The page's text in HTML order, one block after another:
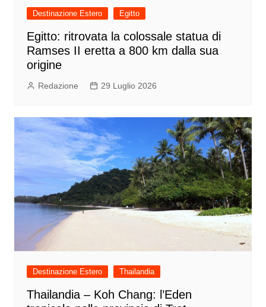
Destinazione Estero Egitto
Egitto: ritrovata la colossale statua di
Ramses II eretta a 800 km dalla sua
origine
Redazione 29 Luglio 2026
Destinazione Estero Thailandia
Thailandia – Koh Chang: l’Eden